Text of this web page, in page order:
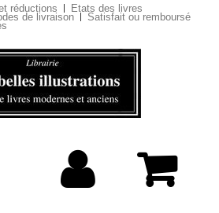
réductions Etats des livres
de livraison Satisfait ou remboursé